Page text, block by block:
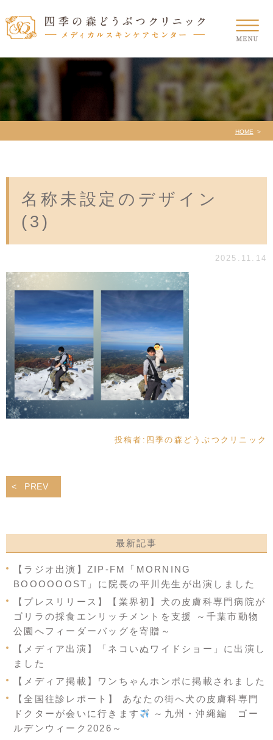
HOME
名称未設定のデザイン
(3)
2025.11.14
投稿者: 四季の森どうぶつクリニック
PREV
最新記事
【ラジオ出演】ZIP-FM「MORNING
BOOOOOOST」に院長の平川先生が出演しました
【プレスリリース】【業界初】犬の皮膚科専門病院が
ゴリラの採食エンリッチメントを支援 ～千葉市動物
公園へフィーダーバッグを寄贈～
【メディア出演】「ネコいぬワイドショー」に出演し
ました
【メディア掲載】ワンちゃんホンポに掲載されました
【全国往診レポート】 あなたの街へ犬の皮膚科専門
ドクターが会いに行きます
～九州・沖縄編 ゴー
ルデンウィーク2026～